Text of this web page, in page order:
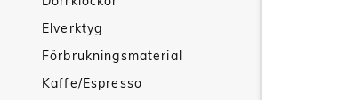
Elverktyg
Förbrukningsmaterial
Kaffe/Espresso